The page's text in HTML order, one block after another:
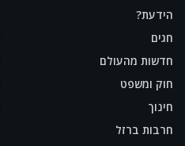
הידעת?
חגים
חדשות מהעולם
חוק ומשפט
חינוך
חרבות ברזל